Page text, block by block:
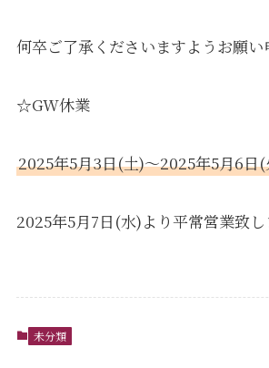
何卒ご了承くださいますようお願い
☆GW休業
2025年5月3日(土)～2025年5月6日
2025年5月7日(水)より平常営業致し
未分類